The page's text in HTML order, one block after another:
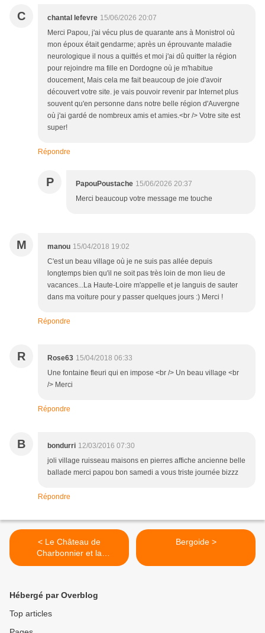
C chantal lefevre 15/06/2026 20:07
Merci Papou, j'ai vécu plus de quarante ans à Monistrol où
mon époux était gendarme; après un éprouvante maladie
neurologique il nous a quittés et moi j'ai dû quitter la région
pour rejoindre ma fille en Dordogne où je m'habitue
doucement, Mais cela me fait beaucoup de joie d'avoir
découvert votre site. je vais pouvoir revenir par Internet plus
souvent qu'en personne dans notre belle région d'Auvergne
où j'ai gardé de nombreux amis et amies.<br /> Votre site est
super!
Répondre
P PapouPoustache 15/06/2026 20:37
Merci beaucoup votre message me touche
M manou 15/04/2018 19:02
C'est un beau village où je ne suis pas allée depuis
longtemps bien qu'il ne soit pas très loin de mon lieu de
vacances...La Haute-Loire m'appelle et je languis de sauter
dans ma voiture pour y passer quelques jours :) Merci !
Répondre
R Rose63 15/04/2018 06:33
Une fontaine fleuri qui en impose <br /> Un beau village <br
/> Merci
Répondre
B bondurri 12/03/2016 07:30
joli village ruisseau maisons en pierres affiche ancienne belle
ballade merci papou bon samedi a vous triste journée bizzz
Répondre
< Le Château de
Charbonnier et la
Commanderie
Bergoide >
Hébergé par Overblog
Top articles